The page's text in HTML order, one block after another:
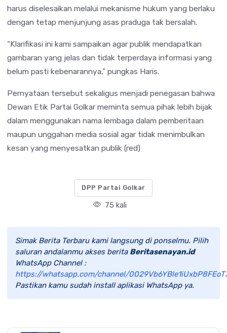
harus diselesaikan melalui mekanisme hukum yang berlaku
dengan tetap menjunjung asas praduga tak bersalah.
“Klarifikasi ini kami sampaikan agar publik mendapatkan
gambaran yang jelas dan tidak terperdaya informasi yang
belum pasti kebenarannya,” pungkas Haris.
Pernyataan tersebut sekaligus menjadi penegasan bahwa
Dewan Etik Partai Golkar meminta semua pihak lebih bijak
dalam menggunakan nama lembaga dalam pemberitaan
maupun unggahan media sosial agar tidak menimbulkan
kesan yang menyesatkan publik (red)
DPP Partai Golkar
75 kali
Simak Berita Terbaru kami langsung di ponselmu. Pilih
saluran andalanmu akses berita Beritasenayan.id
WhatsApp Channel :
https://whatsapp.com/channel/
Pastikan kamu sudah install aplikasi WhatsApp ya.